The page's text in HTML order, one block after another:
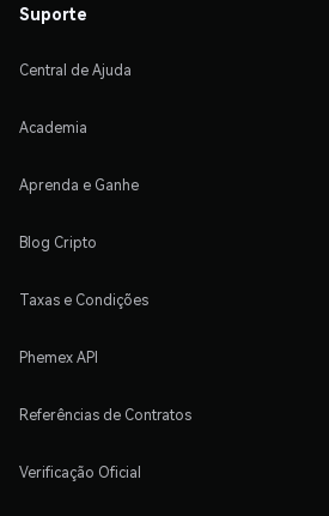
Suporte
Central de Ajuda
Academia
Aprenda e Ganhe
Blog Cripto
Taxas e Condições
Phemex API
Referências de Contratos
Verificação Oficial